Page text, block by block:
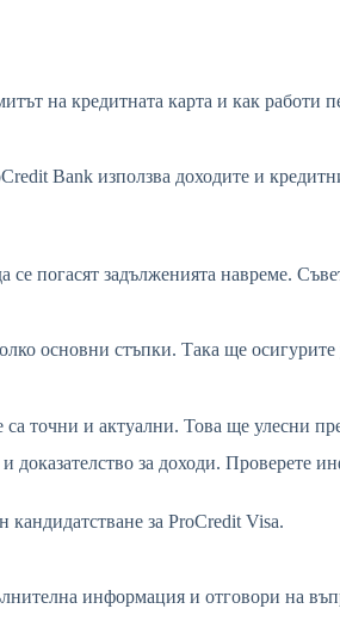
на кредитната карта и как работи
Bank използва доходите и
погасят задълженията навреме.
основни стъпки. Така ще
точни и актуални. Това ще улесни
за доходи. Проверете
за ProCredit Visa.
информация и отговори на